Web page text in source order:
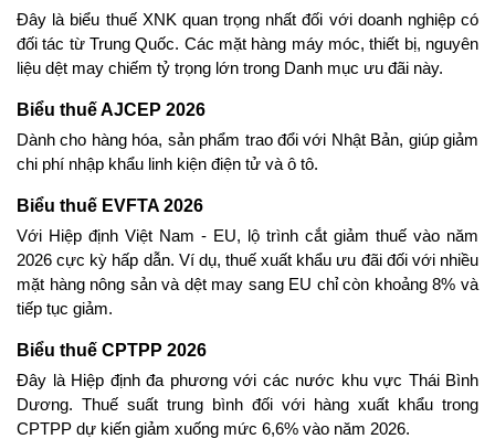
Đây là biểu thuế XNK quan trọng nhất đối với doanh nghiệp có
đối tác từ Trung Quốc. Các mặt hàng máy móc, thiết bị, nguyên
liệu dệt may chiếm tỷ trọng lớn trong Danh mục ưu đãi này.
Biểu thuế AJCEP 2026
Dành cho hàng hóa, sản phẩm trao đổi với Nhật Bản, giúp giảm
chi phí nhập khẩu linh kiện điện tử và ô tô.
Biểu thuế EVFTA 2026
Với Hiệp định Việt Nam - EU, lộ trình cắt giảm thuế vào năm
2026 cực kỳ hấp dẫn. Ví dụ, thuế xuất khẩu ưu đãi đối với nhiều
mặt hàng nông sản và dệt may sang EU chỉ còn khoảng 8% và
tiếp tục giảm.
Biểu thuế CPTPP 2026
Đây là Hiệp định đa phương với các nước khu vực Thái Bình
Dương. Thuế suất trung bình đối với hàng xuất khẩu trong
CPTPP dự kiến giảm xuống mức 6,6% vào năm 2026.